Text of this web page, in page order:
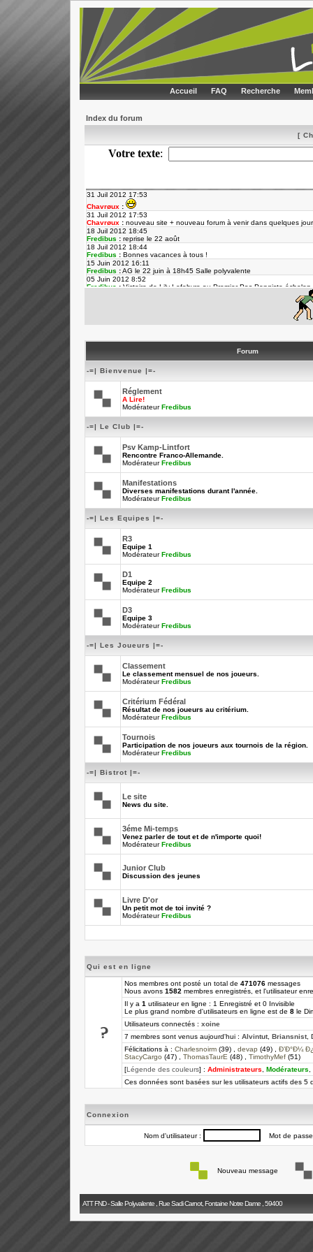
Accueil FAQ Recherche
Index du forum
[
Forum
-=| Bienvenue |=-
Réglement
A Lire!
ModérateurFredibus
-=| Le Club |=-
Psv Kamp-Lintfort
Rencontre Franco-Allemande.
ModérateurFredibus
Manifestations
Diverses manifestations durant l'année.
ModérateurFredibus
-=| Les Equipes |=-
R3
Equipe 1
ModérateurFredibus
D1
Equipe 2
ModérateurFredibus
D3
Equipe 3
ModérateurFredibus
-=| Les Joueurs |=-
Classement
Le classement mensuel de nos joueurs.
ModérateurFredibus
Critérium Fédéral
Résultat de nos joueurs au critérium.
ModérateurFredibus
Tournois
Participation de nos joueurs aux tournois de la région.
ModérateurFredibus
-=| Bistrot |=-
Le site
News du site.
3éme Mi-temps
Venez parler de tout et de n'importe quoi!
ModérateurFredibus
Junior Club
Discussion des jeunes
Livre D'or
Un petit mot de toi invité ?
ModérateurFredibus
Qui est en ligne
Nos membres ont posté un total de 471076 messages
Nous avons 1582 membres enregistrés, et l'utilisateur
Il y a 1 utilisateur en ligne : 1 Enregistré et 0 Invisible
Le plus grand nombre d'utilisateurs en ligne est de 8 le
Utilisateurs connectés : xoine
7 membres sont venus aujourd'hui : Alvintut, Briansnist,
Félicitations à : Charlesnoirm (39) , devap (49) , Ð’Ð°Ð¼
StacyCargo (47) , ThomasTaurE (48) , TimothyMef (51)
[Légende des couleurs] : Administrateurs Modérateurs
Ces données sont basées sur les utilisateurs actifs des 5
Connexion
Nom d'utilisateur : Mot de
Nouveau message
ATT FND - Salle Polyvalente , Rue Sadi Carnot, Fontaine Notre Dame , 59400